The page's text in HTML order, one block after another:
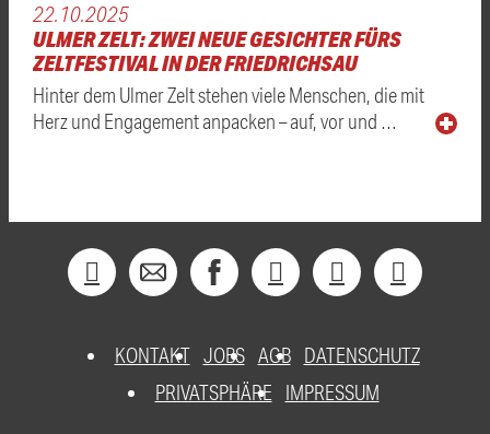
22.10.2025
ULMER ZELT: ZWEI NEUE GESICHTER FÜRS
ZELTFESTIVAL IN DER FRIEDRICHSAU
Hinter dem Ulmer Zelt stehen viele Menschen, die mit
Herz und Engagement anpacken – auf, vor und …
KONTAKT JOBS AGB DATENSCHUTZ
PRIVATSPHÄRE
IMPRESSUM